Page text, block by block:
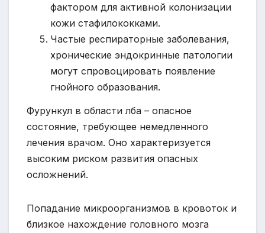
фактором для активной колонизации
кожи стафилококками.
Частые респираторные заболевания,
хронические эндокринные патологии
могут спровоцировать появление
гнойного образования.
Фурункул в области лба – опасное
состояние, требующее немедленного
лечения врачом. Оно характеризуется
высоким риском развития опасных
осложнений.
Попадание микроорганизмов в кровоток и
близкое нахождение головного мозга